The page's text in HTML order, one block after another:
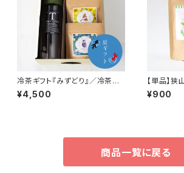
冷茶ギフト『みずどり』／冷茶ボ
トルと狭山のお茶っぱ3種類の
セット！
¥4,500
【単品】
ーバッグ
にもぴった
¥900
商品一覧に戻る